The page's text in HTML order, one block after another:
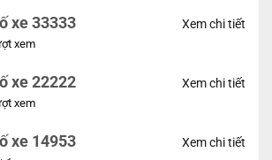
xe 33333
xem
Xem chi tiết
xe 22222
xem
Xem chi tiết
xe 14953 Xem chi tiết